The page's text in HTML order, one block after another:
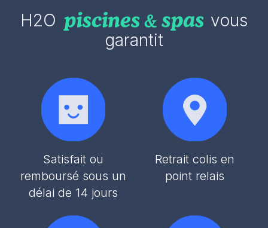
H2O
vous
garantit
Satisfait ou
remboursé sous un
délai de 14 jours
Retrait colis en
point relais